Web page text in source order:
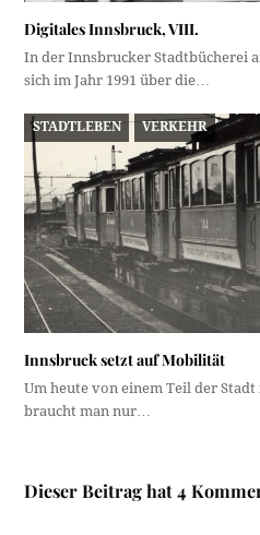
Digitales Innsbruck, VIII.
In der Innsbrucker Stadtbücherei
sich im Jahr 1991 über die…
STADTLEBEN VERKEHR
Innsbruck setzt auf Mobilität
Um heute von einem Teil der
braucht man nur…
Dieser Beitrag hat 4